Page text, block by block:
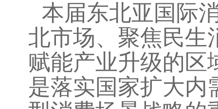
本届东北亚国际
北市场、聚焦民生
赋能产业升级的区
是落实国家扩大内